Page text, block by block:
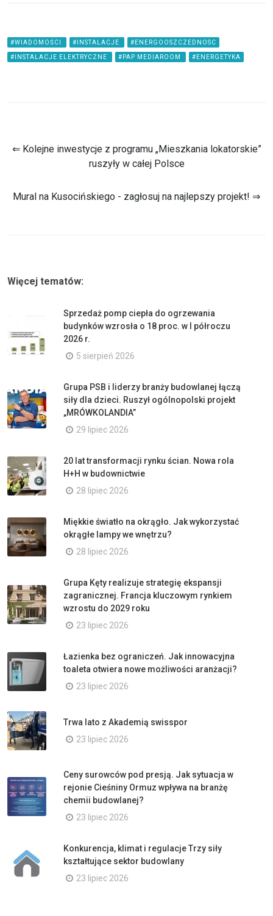
#WIADOMOŚCI #INSTALACJE #ENERGOOSZCZEDNOSC
#INSTALACJE ELEKTRYCZNE #PAP MEDIAROOM #ENERGETYKA
⇐ Kolejne inwestycje z programu „Mieszkania lokatorskie”
ruszyły w całej Polsce
Mural na Kusocińskiego - zagłosuj na najlepszy projekt! ⇒
Więcej tematów:
Sprzedaż pomp ciepła do ogrzewania
budynków wzrosła o 18 proc. w I półroczu
2026 r.
5 sierpień 2026
Grupa PSB i liderzy branży budowlanej łączą
siły dla dzieci. Ruszył ogólnopolski projekt
„MRÓWKOLANDIA”
29 lipiec 2026
20 lat transformacji rynku ścian. Nowa rola
H+H w budownictwie
28 lipiec 2026
Miękkie światło na okrągło. Jak wykorzystać
okrągłe lampy we wnętrzu?
28 lipiec 2026
Grupa Kęty realizuje strategię ekspansji
zagranicznej. Francja kluczowym rynkiem
wzrostu do 2029 roku
23 lipiec 2026
Łazienka bez ograniczeń. Jak innowacyjna
toaleta otwiera nowe możliwości aranżacji?
23 lipiec 2026
Trwa lato z Akademią swisspor
23 lipiec 2026
Ceny surowców pod presją. Jak sytuacja w
rejonie Cieśniny Ormuz wpływa na branżę
chemii budowlanej?
23 lipiec 2026
Konkurencja, klimat i regulacje Trzy siły
kształtujące sektor budowlany
23 lipiec 2026